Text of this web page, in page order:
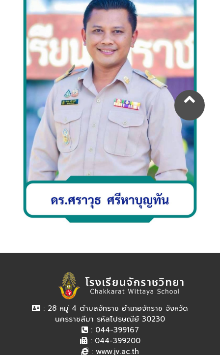
: 28 หมู่ 4 ตำบลจักราช อำเภอจักราช จังหวัด
นครราชสีมา รหัสไปรษณีย์ 30230
: 044-399167
: 044-399200
: www.jv.ac.th